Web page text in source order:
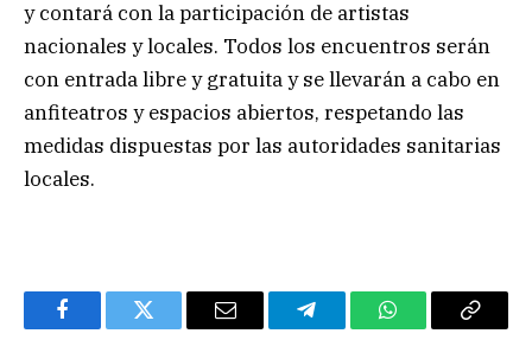
y contará con la participación de artistas
nacionales y locales. Todos los encuentros serán
con entrada libre y gratuita y se llevarán a cabo en
anfiteatros y espacios abiertos, respetando las
medidas dispuestas por las autoridades sanitarias
locales.
FacebookTwitter Email TelegramWhatsAppCopy